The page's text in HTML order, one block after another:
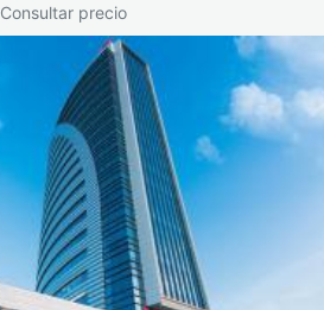
Consultar precio